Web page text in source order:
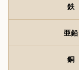
鉄
亜鉛
銅